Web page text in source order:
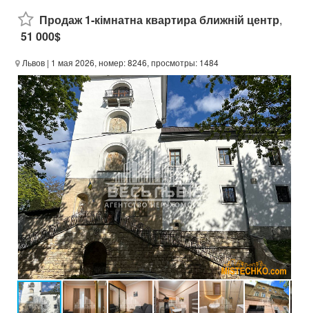
Продаж 1-кімнатна квартира ближній центр,
51 000$
Львов | 1 мая 2026, номер: 8246, просмотры: 1484